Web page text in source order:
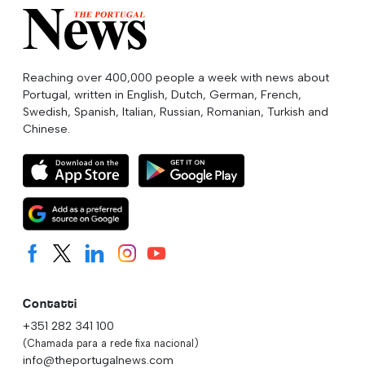
Reaching over 400,000 people a week with news about
Portugal, written in English, Dutch, German, French,
Swedish, Spanish, Italian, Russian, Romanian, Turkish and
Chinese.
Contatti
+351 282 341 100
(Chamada para a rede fixa nacional)
info@theportugalnews.com